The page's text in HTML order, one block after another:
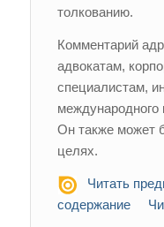
толкованию.
Комментарий
адвокатам,
специалистам,
международного
Он также может
целях.
Читать
содержание